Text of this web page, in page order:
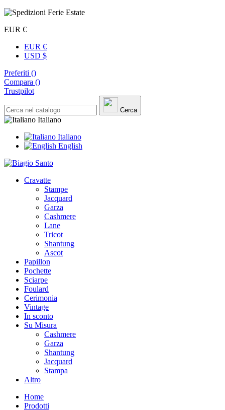
EUR €
EUR €
USD $
Preferiti ()
Compara ()
Trustpilot
Cerca
Italiano
Italiano
English
Cravatte
Stampe
Jacquard
Garza
Cashmere
Lane
Tricot
Shantung
Ascot
Papillon
Pochette
Sciarpe
Foulard
Cerimonia
Vintage
In sconto
Su Misura
Cashmere
Garza
Shantung
Jacquard
Stampa
Altro
Home
Prodotti